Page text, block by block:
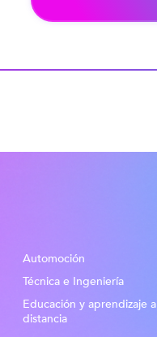
Automoción
Técnica e Ingeniería
Educación y aprendizaje a
distancia